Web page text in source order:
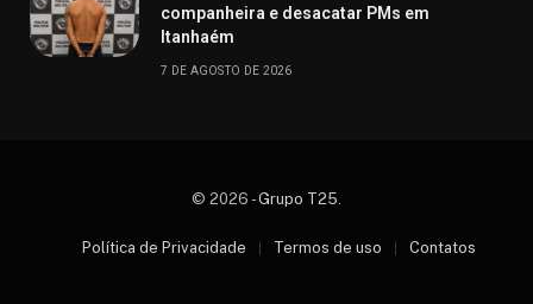
companheira e desacatar PMs em
Itanhaém
7 DE AGOSTO DE 2026
© 2026 -Grupo T25
Política de Privacidade Termos de uso Contatos